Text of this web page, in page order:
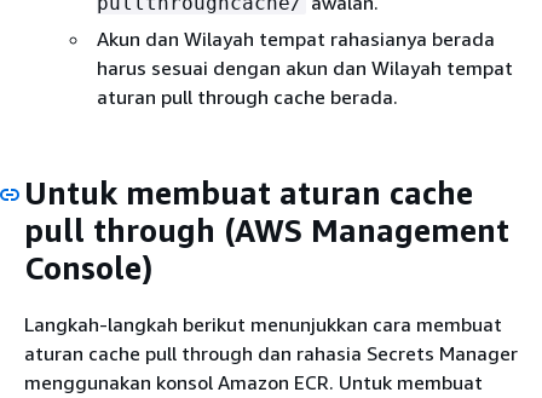
Akun dan Wilayah tempat rahasianya berada
harus sesuai dengan akun dan Wilayah tempat
aturan pull through cache berada.
Untuk membuat aturan cache
pull through (AWS Management
Console)
Langkah-langkah berikut menunjukkan cara membuat
aturan cache pull through dan rahasia Secrets Manager
menggunakan konsol Amazon ECR. Untuk membuat